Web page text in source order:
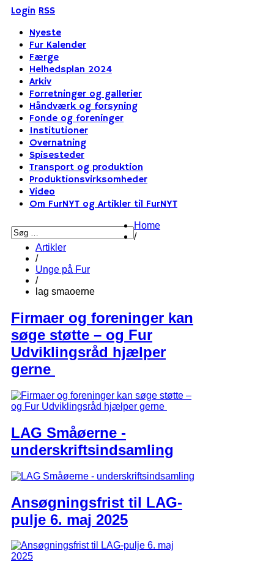
Login RSS
Nyeste
Fur Kalender
Færge
Helhedsplan 2024
Arkiv
Forretninger og gallerier
Håndværk og forsyning
Fonde og foreninger
Institutioner
Overnatning
Spisesteder
Transport og produktion
Produktionsvirksomheder
Video
Om FurNYT og Artikler til FurNYT
Home
/
Artikler
/
Unge på Fur
/
lag smaoerne
Firmaer og foreninger kan
søge støtte – og Fur
Udviklingsråd hjælper
gerne
LAG Småøerne -
underskriftsindsamling
Ansøgningsfrist til LAG-
pulje 6. maj 2025